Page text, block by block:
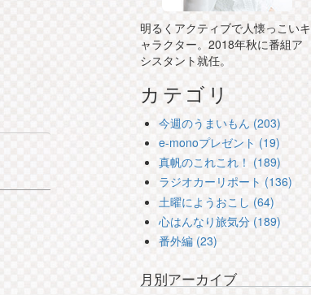
明るくアクティブで人懐っこいキ
ャラクター。2018年秋に番組ア
シスタント就任。
カテゴリ
今週のうまいもん (203)
e-monoプレゼント (19)
真帆のこれこれ！ (189)
ラジオカーリポート (136)
土曜にようおこし (64)
心はんなり旅気分 (189)
番外編 (23)
月別アーカイブ